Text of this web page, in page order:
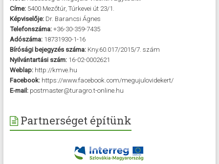
Címe:5400 Mezőtúr, Túrkevei út 23/1.
Képviselője:Dr. Barancsi Ágnes
Telefonszáma:+36-30-359-7435
Adószáma:18731930-1-16
Bírósági bejegyzés száma:Kny.60.017/2015/7. szám
Nyilvántartási szám:16-02-0002621
Weblap:http://kmve.hu
Facebook:https://www.facebook.com/megujulovidekert/
E-mail: postmaster@turagro.t-online.hu
Partnerséget építünk